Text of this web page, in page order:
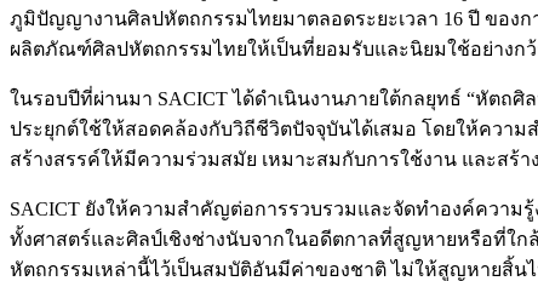
ภูมิปัญญางานศิลปหัตถกรรมไทยมาตลอดระยะเวลา 16 ปี ของ
ผลิตภัณฑ์ศิลปหัตถกรรมไทยให้เป็นที่ยอมรับและนิยมใช้อย่างกว้
ในรอบปีที่ผ่านมา SACICT ได้ดำเนินงานภายใต้กลยุทธ์ “หัตถ
ประยุกต์ใช้ให้สอดคล้องกับวิถีชีวิตปัจจุบันได้เสมอ โดยให้ควา
สร้างสรรค์ให้มีความร่วมสมัย เหมาะสมกับการใช้งาน และสร้
SACICT ยังให้ความสำคัญต่อการรวบรวมและจัดทำองค์ควา
ทั้งศาสตร์และศิลป์เชิงช่างนับจากในอดีตกาลที่สูญหายหรือที่ใก
หัตถกรรมเหล่านี้ไว้เป็นสมบัติอันมีค่าของชาติ ไม่ให้สูญหายสิ้น